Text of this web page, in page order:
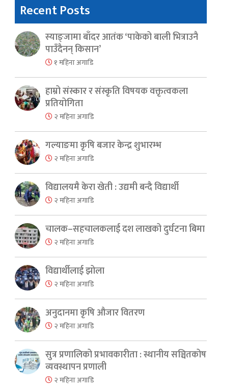
Recent Posts
स्याङ्जामा बाँदर आतंक ‘पाकेको बाली भित्राउनै
पाउँदैनन् किसान’
१ महिना अगाडि
हाम्रो संस्कार र संस्कृति विषयक वक्तृत्वकला
प्रतियोगिता
२ महिना अगाडि
गल्याङमा कृषि बजार केन्द्र शुभारम्भ
२ महिना अगाडि
विद्यालयमै केरा खेती : उद्यमी बन्दै विद्यार्थी
२ महिना अगाडि
चालक–सहचालकलाई दश लाखको दुर्घटना बिमा
२ महिना अगाडि
विद्यार्थीलाई झोला
२ महिना अगाडि
अनुदानमा कृषि औजार वितरण
२ महिना अगाडि
सुत्र प्रणालिको प्रभावकारीता : स्थानीय सञ्चितकोष
व्यवस्थापन प्रणाली
२ महिना अगाडि